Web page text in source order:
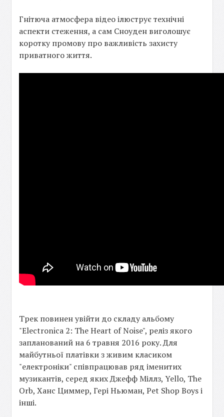
Гнітюча атмосфера відео ілюструє технічні
аспекти стеження, а сам Сноуден виголошує
коротку промову про важливість захисту
приватного життя.
Трек повинен увійти до складу альбому
"Electronica 2: The Heart of Noise", реліз якого
запланований на 6 травня 2016 року. Для
майбутньої платівки з живим класиком
"електроніки" співпрацював ряд іменитих
музикантів, серед яких Джефф Міллз, Yello, The
Orb, Ханс Циммер, Гері Ньюман, Pet Shop Boys і
інші.